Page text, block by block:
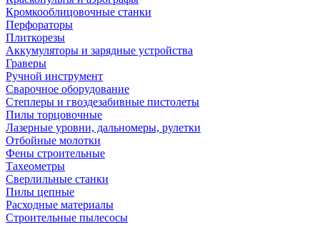
Кромкооблицовочные станки
Перфораторы
Плиткорезы
Аккумуляторы и зарядные устройства
Граверы
Ручной инструмент
Сварочное оборудование
Степлеры и гвоздезабивные пистолеты
Пилы торцовочные
Лазерные уровни, дальномеры, рулетки
Отбойные молотки
Фены строительные
Тахеометры
Сверлильные станки
Пилы цепные
Расходные материалы
Строительные пылесосы